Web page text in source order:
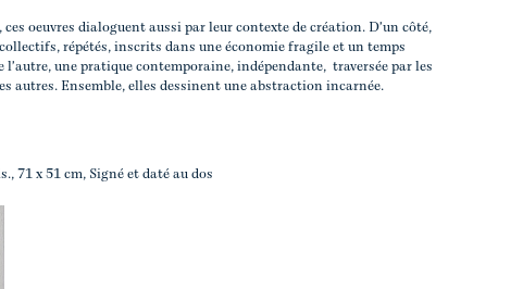
ces oeuvres dialoguent aussi par leur contexte de création. D'un côté,
collectifs, répétés, inscrits dans une économie fragile et un temps
l'autre, une pratique contemporaine, indépendante, traversée par les
autres. Ensemble, elles dessinent une abstraction incarnée.
71 x 51 cm, Signé et daté au dos